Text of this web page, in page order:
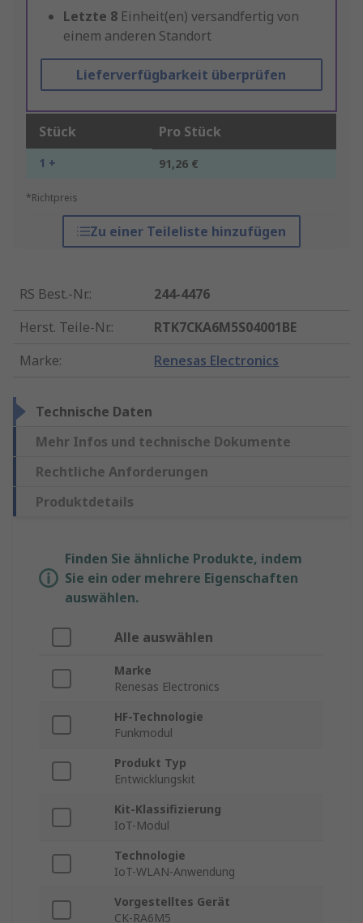
Letzte 8 Einheit(en) versandfertig von
einem anderen Standort
Lieferverfügbarkeit überprüfen
Stück Pro Stück
1 + 91,26 €
*Richtpreis
Zu einer Teileliste hinzufügen
RS Best.-Nr.:
244-4476
Herst. Teile-Nr.:
RTK7CKA6M5S04001BE
Marke: Renesas Electronics
Technische Daten
Mehr Infos und technische Dokumente
Rechtliche Anforderungen
Produktdetails
Finden Sie ähnliche Produkte, indem
Sie ein oder mehrere Eigenschaften
auswählen.
Alle auswählen
Marke
Renesas Electronics
HF-Technologie
Funkmodul
Produkt Typ
Entwicklungskit
Kit-Klassifizierung
IoT-Modul
Technologie
IoT-WLAN-Anwendung
Vorgestelltes Gerät
CK-RA6M5